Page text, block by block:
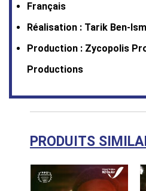
Français
Réalisation : Tarik Ben-
Production : Zycopolis
Productions
PRODUITS